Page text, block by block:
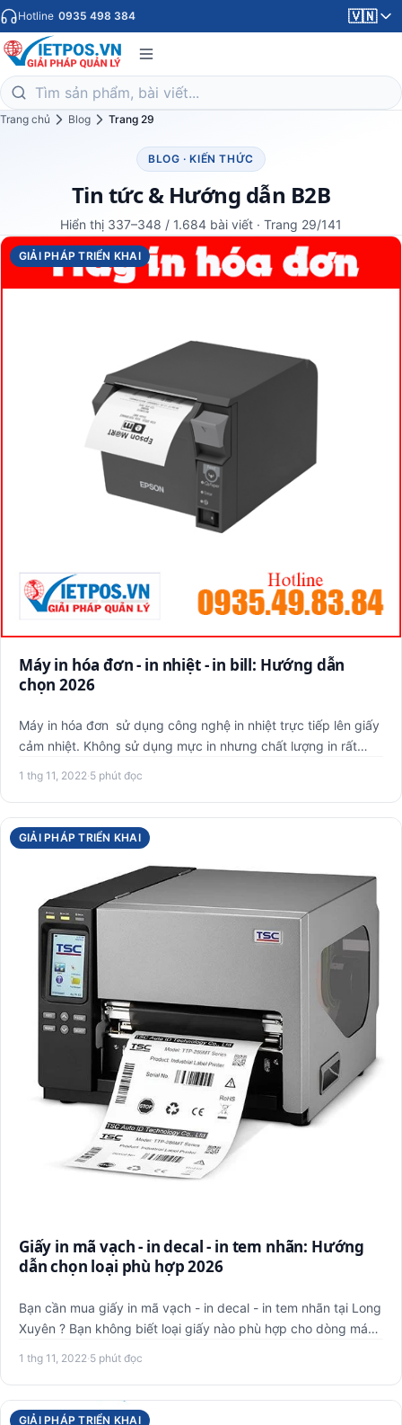
Hotline 0935 498 384 🇻🇳
Trang chủ Blog Trang 29
BLOG · KIẾN THỨC
Tin tức & Hướng dẫn B2B
Hiển thị 337–348 / 1.684 bài viết · Trang 29/141
GIẢI PHÁP TRIỂN KHAI
Máy in hóa đơn - in nhiệt - in bill: Hướng dẫn
chọn 2026
Máy in hóa đơn sử dụng công nghệ in nhiệt trực tiếp lên giấy
cảm nhiệt. Không sử dụng mực in nhưng chất lượng in rất
1 thg 11, 2022·5 phút đọc
GIẢI PHÁP TRIỂN KHAI
Giấy in mã vạch - in decal - in tem nhãn: Hướng
dẫn chọn loại phù hợp 2026
Bạn cần mua giấy in mã vạch - in decal - in tem nhãn tại Long
Xuyên ? Bạn không biết loại giấy nào phù hợp cho dòng máy
1 thg 11, 2022·5 phút đọc
GIẢI PHÁP TRIỂN KHAI